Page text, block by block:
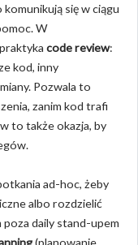
się w ciągu
W
code review:
kod, inny
Pozwala to
zanim kod trafi
to także okazja, by
ad-hoc, żeby
albo rozdzielić
daily stand-upem